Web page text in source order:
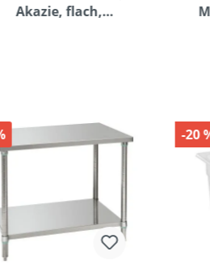
Akazie, flach,
-20